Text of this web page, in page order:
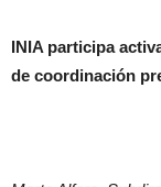
INIA participa
de coordinación